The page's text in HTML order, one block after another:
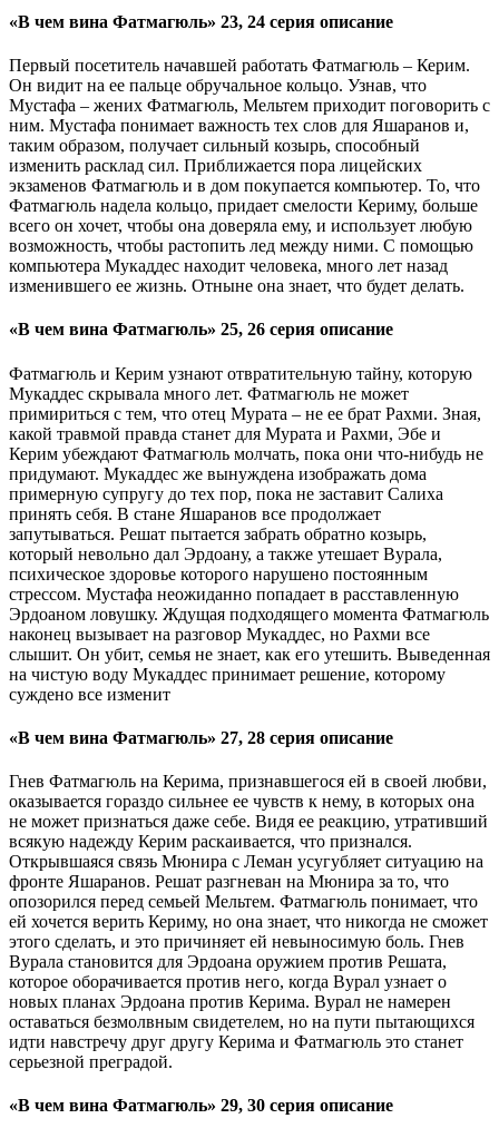
«В чем вина Фатмагюль» 23, 24 серия описание
Первый посетитель начавшей работать Фатмагюль – Керим.
Он видит на ее пальце обручальное кольцо. Узнав, что
Мустафа – жених Фатмагюль, Мельтем приходит поговорить с
ним. Мустафа понимает важность тех слов для Яшаранов и,
таким образом, получает сильный козырь, способный
изменить расклад сил. Приближается пора лицейских
экзаменов Фатмагюль и в дом покупается компьютер. То, что
Фатмагюль надела кольцо, придает смелости Кериму, больше
всего он хочет, чтобы она доверяла ему, и использует любую
возможность, чтобы растопить лед между ними. С помощью
компьютера Мукаддес находит человека, много лет назад
изменившего ее жизнь. Отныне она знает, что будет делать.
«В чем вина Фатмагюль» 25, 26 серия описание
Фатмагюль и Керим узнают отвратительную тайну, которую
Мукаддес скрывала много лет. Фатмагюль не может
примириться с тем, что отец Мурата – не ее брат Рахми. Зная,
какой травмой правда станет для Мурата и Рахми, Эбе и
Керим убеждают Фатмагюль молчать, пока они что-нибудь не
придумают. Мукаддес же вынуждена изображать дома
примерную супругу до тех пор, пока не заставит Салиха
принять себя. В стане Яшаранов все продолжает
запутываться. Решат пытается забрать обратно козырь,
который невольно дал Эрдоану, а также утешает Вурала,
психическое здоровье которого нарушено постоянным
стрессом. Мустафа неожиданно попадает в расставленную
Эрдоаном ловушку. Ждущая подходящего момента Фатмагюль
наконец вызывает на разговор Мукаддес, но Рахми все
слышит. Он убит, семья не знает, как его утешить. Выведенная
на чистую воду Мукаддес принимает решение, которому
суждено все изменит
«В чем вина Фатмагюль» 27, 28 серия описание
Гнев Фатмагюль на Керима, признавшегося ей в своей любви,
оказывается гораздо сильнее ее чувств к нему, в которых она
не может признаться даже себе. Видя ее реакцию, утративший
всякую надежду Керим раскаивается, что признался.
Открывшаяся связь Мюнира с Леман усугубляет ситуацию на
фронте Яшаранов. Решат разгневан на Мюнира за то, что
опозорился перед семьей Мельтем. Фатмагюль понимает, что
ей хочется верить Кериму, но она знает, что никогда не сможет
этого сделать, и это причиняет ей невыносимую боль. Гнев
Вурала становится для Эрдоана оружием против Решата,
которое оборачивается против него, когда Вурал узнает о
новых планах Эрдоана против Керима. Вурал не намерен
оставаться безмолвным свидетелем, но на пути пытающихся
идти навстречу друг другу Керима и Фатмагюль это станет
серьезной преградой.
«В чем вина Фатмагюль» 29, 30 серия описание